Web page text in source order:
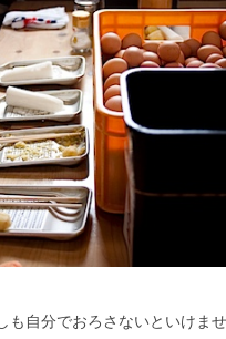
自分でおろさないといけませ